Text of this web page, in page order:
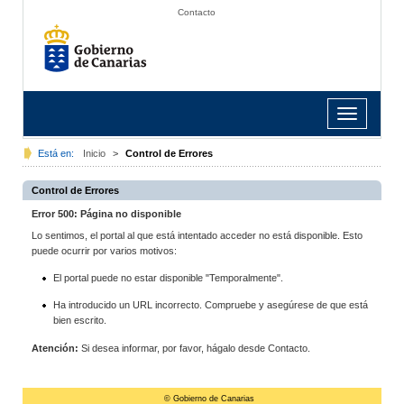
Contacto
Toggle
navigation
Está en: Inicio > Control de Errores
Control de Errores
Error 500: Página no disponible
Lo sentimos, el portal al que está intentado acceder no está disponible. Esto
puede ocurrir por varios motivos:
El portal puede no estar disponible "Temporalmente".
Ha introducido un URL incorrecto. Compruebe y asegúrese de que está
bien escrito.
Atención: Si desea informar, por favor, hágalo desde Contacto.
© Gobierno de Canarias